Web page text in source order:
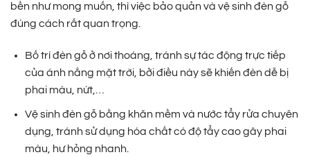
bền như mong muốn, thì việc bảo quản và vệ sinh đèn gỗ
đúng cách rất quan trọng.
Bố trí đèn gỗ ở nơi thoáng, tránh sự tác động trực tiếp
của ánh nắng mặt trời, bởi điều này sẽ khiến đèn dễ bị
phai màu, nứt,…
Vệ sinh đèn gỗ bằng khăn mềm và nước tẩy rửa chuyên
dụng, tránh sử dụng hóa chất có độ tẩy cao gây phai
màu, hư hỏng nhanh.